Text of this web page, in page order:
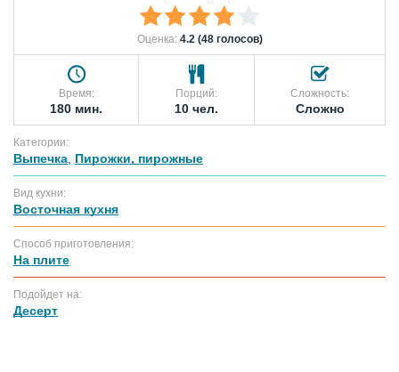
Оценка: 4.2 (48 голосов)
Время:
180 мин.
Порций:
10 чел.
Сложность:
Сложно
Категории:
Выпечка Пирожки, пирожные
Вид кухни:
Восточная кухня
Способ приготовления:
На плите
Подойдет на:
Десерт